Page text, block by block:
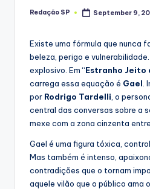
Posted
Redação SP September 9,
Existe uma fórmula que nunca
beleza, perigo e
explosivo. Em “Estranho Jeito
carrega essa equação é Gael .
por Rodrigo Tardelli , o
central das conversas sobre a
mexe com a zona cinzenta
Gael é uma figura tóxica,
Mas também é intenso,
contradições que o tornam
aquele vilão que o público ama